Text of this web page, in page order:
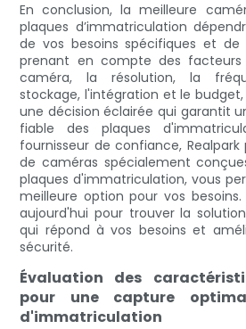
En conclusion, la meilleure
plaques d’immatriculation
de vos besoins spécifiques et de
prenant en compte des
caméra, la résolution, la
stockage, l'intégration et le
une décision éclairée qui garantit
fiable des plaques
fournisseur de confiance,
de caméras spécialement
plaques d'immatriculation, vous
meilleure option pour vos
aujourd'hui pour trouver la
qui répond à vos besoins et
sécurité.
Évaluation des
pour une capture
d'immatriculation